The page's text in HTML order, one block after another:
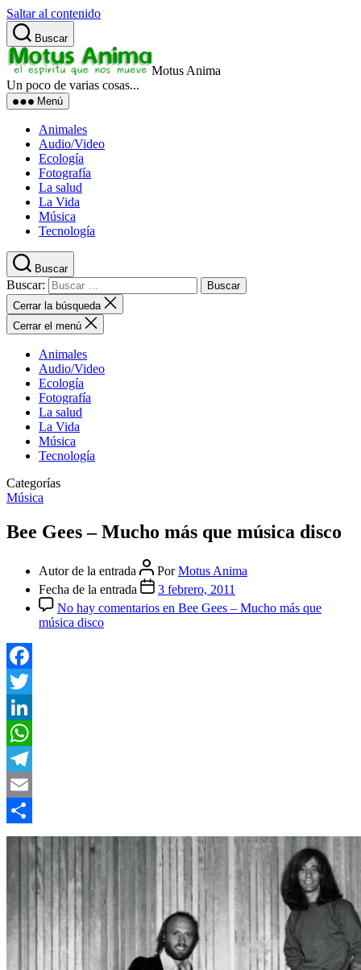
Saltar al contenido
Buscar
Motus Anima
Un poco de varias cosas...
Menú
Animales
Audio/Video
Ecología
Fotografía
La salud
La Vida
Música
Tecnología
Buscar
Buscar:
Cerrar la búsqueda
Cerrar el menú
Animales
Audio/Video
Ecología
Fotografía
La salud
La Vida
Música
Tecnología
Categorías
Música
Bee Gees – Mucho más que música disco
Autor de la entrada PorMotus Anima
Fecha de la entrada
3 febrero, 2011
No hay comentarios en Bee Gees – Mucho más que
música disco
Facebook
Twitter
LinkedIn
WhatsApp
Telegram
Email
Compartir